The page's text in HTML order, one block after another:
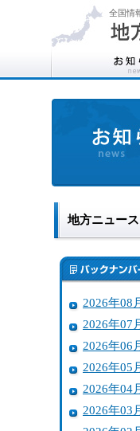
全国情
地方ニュース
2026年08
2026年07
2026年06
2026年05
2026年04
2026年03